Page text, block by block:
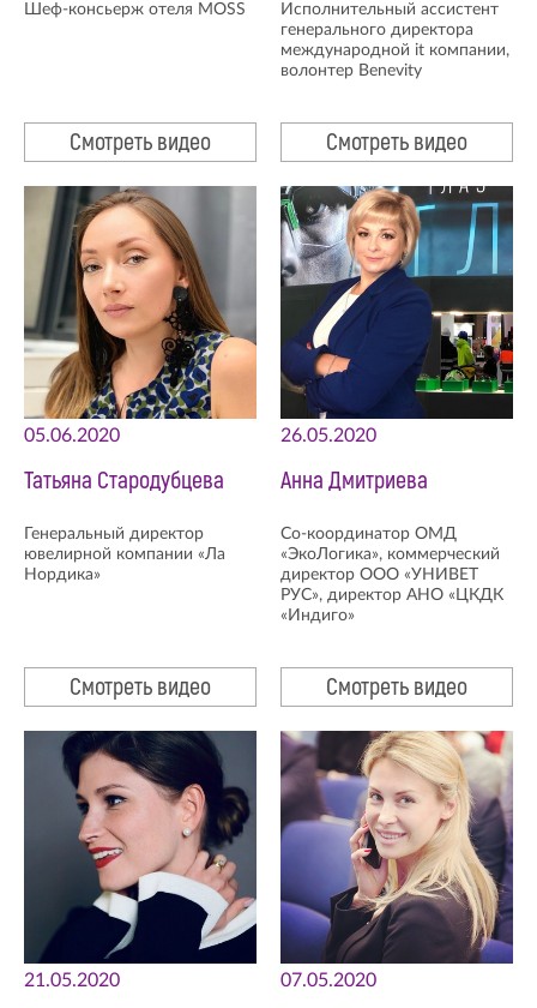
Шеф-консьерж отеля MOSS
Смотреть видео
Исполнительный ассистент
генерального директора
международной it компании,
волонтер Benevity
Смотреть видео
05.06.2020
Татьяна Стародубцева
Генеральный директор
ювелирной компании «Ла
Нордика»
Смотреть видео
26.05.2020
Анна Дмитриева
Со-координатор ОМД
«ЭкоЛогика», коммерческий
директор ООО «УНИВЕТ
РУС», директор АНО «ЦКДК
«Индиго»
Смотреть видео
21.05.2020 07.05.2020